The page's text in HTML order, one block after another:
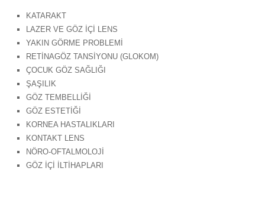
KATARAKT
LAZER VE GÖZ İÇİ LENS
YAKIN GÖRME PROBLEMİ
RETİNAGÖZ TANSİYONU (GLOKOM)
ÇOCUK GÖZ SAĞLIĞI
ŞAŞILIK
GÖZ TEMBELLİĞİ
GÖZ ESTETİĞİ
KORNEA HASTALIKLARI
KONTAKT LENS
NÖRO-OFTALMOLOJİ
GÖZ İÇİ İLTİHAPLARI